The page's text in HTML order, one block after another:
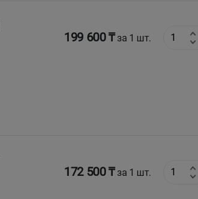
199 600 ₸за 1 шт.
172 500 ₸за 1 шт.